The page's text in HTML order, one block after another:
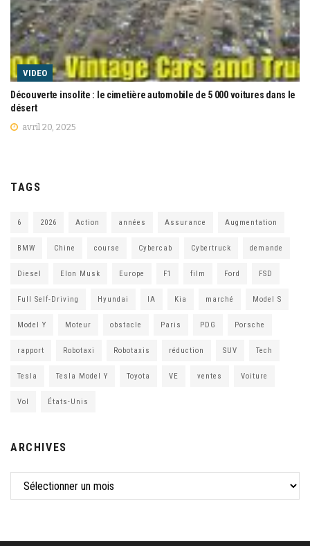
VIDEO
Découverte insolite : le cimetière automobile de 5 000 voitures dans le
désert
avril 20, 2025
TAGS
6 2026 Action années Assurance Augmentation
BMW Chine course Cybercab Cybertruck demande
Diesel Elon Musk Europe F1 film Ford FSD
Full Self-Driving Hyundai IA Kia marché Model S
Model Y Moteur obstacle Paris PDG Porsche
rapport Robotaxi Robotaxis réduction SUV Tech
Tesla Tesla Model Y Toyota VE ventes Voiture
Vol États-Unis
ARCHIVES